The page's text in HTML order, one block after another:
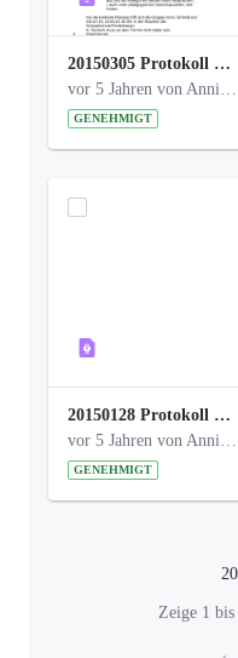
20150305 Protokoll Bismarckplatz _UrbanG_01.pdf
vor 5 Jahren von Anni Schlumberger
GENEHMIGT
20150128 Protokoll Bismarckplatz_Jugend_01.pdf
vor 5 Jahren von Anni Schlumberger
GENEHMIGT
Zeige 1